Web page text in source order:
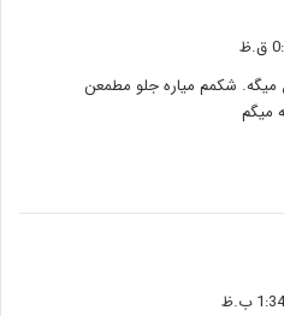
میگه. شکمم میاره جلو مطمعن
میگم